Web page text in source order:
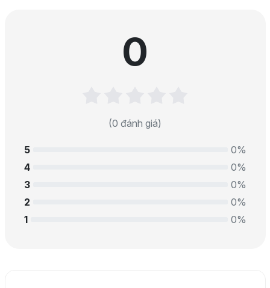
0
(0 đánh giá)
5
0%
4
0%
3
0%
2
0%
1
0%